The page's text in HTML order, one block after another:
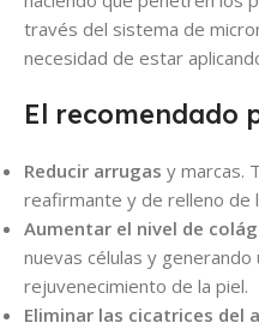
través del sistema de
necesidad de estar
El recomendado
Reducir arrugas y marcas.
reafirmante y de relleno de
Aumentar el nivel de
nuevas células y
rejuvenecimiento de la piel.
Eliminar las cicatrices del